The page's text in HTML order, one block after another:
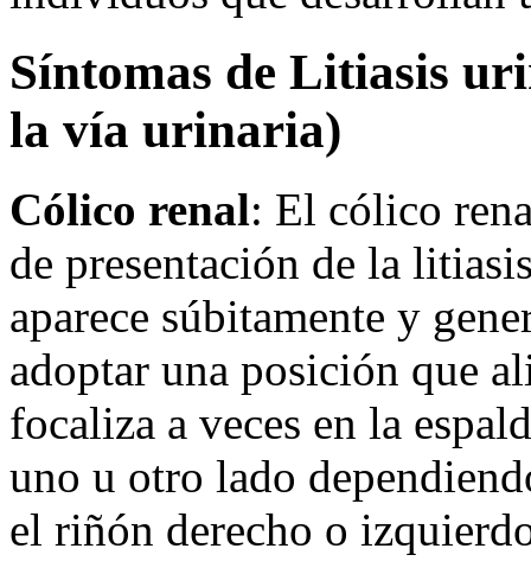
Síntomas de Litiasis
la vía urinaria)
Cólico renal: El cólico
de presentación de la
aparece súbitamente y
adoptar una posición que
focaliza a veces en la
uno u otro lado
el riñón derecho o